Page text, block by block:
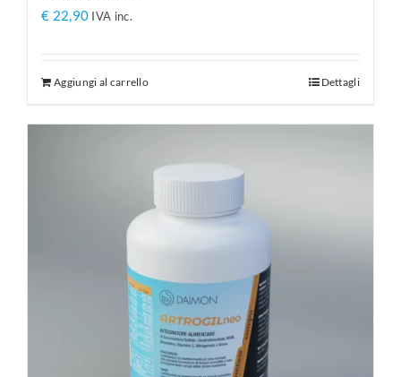
€ 22,90 IVA inc.
Aggiungi al carrello Dettagli